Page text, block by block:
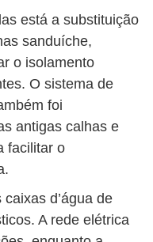
está a substituição
sanduíche,
o isolamento
O sistema de
foi
antigas calhas e
facilitar o
d’água de
A rede elétrica